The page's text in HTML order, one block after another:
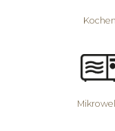
Kochen